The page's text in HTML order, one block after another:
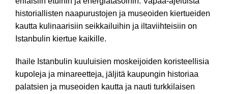
historiallisten naapurustojen ja museoiden kiertueiden
kautta kulinaarisiin seikkailuihin ja iltaviihteisiin on
Istanbulin kiertue kaikille.
Ihaile Istanbulin kuuluisien moskeijoiden koristeellisia
kupoleja ja minareetteja, jäljitä kaupungin historiaa
palatsien ja museoiden kautta ja nauti turkkilaisen